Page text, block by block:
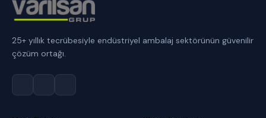
25+ yıllık tecrübesiyle endüstriyel ambalaj sektörünün güvenilir
çözüm ortağı.